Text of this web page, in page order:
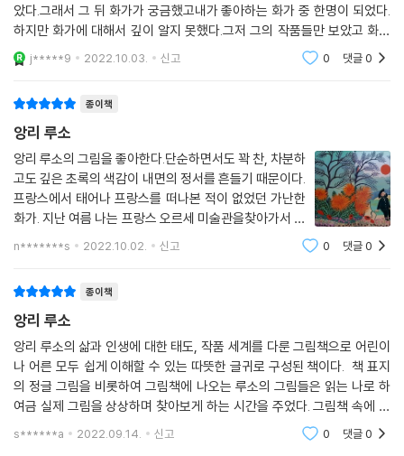
았다.그래서 그 뒤 화가가 궁금했고내가 좋아하는 화가 중 한명이 되었다.
하지만 화가에 대해서 깊이 알지 못했다.그저 그의 작품들만 보았고 화가
의 간단한 프로필만 보았다.근데 이 책을 보고 화가의 면을볼 수 있어 좋았
다.앙리는 통행세
j*****9 2022.10.03. 신고 0 댓글0
종이책
앙리 루소
앙리 루소의 그림을 좋아한다.단순하면서도 꽉 찬, 차분하
고도 깊은 초록의 색감이 내면의 정서를 흔들기 때문이다.
프랑스에서 태어나 프랑스를 떠나본 적이 없었던 가난한
화가. 지난 여름 나는 프랑스 오르세 미술관을찾아가서 실
제로 그의 작품들과 마주하였다.상상했던 것보다 더 깊었
n*******s 2022.10.02. 신고 0 댓글0
종이책
앙리 루소
앙리 루소의 삶과 인생에 대한 태도, 작품 세계를 다룬 그림책으로 어린이
나 어른 모두 쉽게 이해할 수 있는 따뜻한 글귀로 구성된 책이다. 책 표지
의 정글 그림을 비롯하여 그림책에 나오는 루소의 그림들은 읽는 나로 하
여금 실제 그림을 상상하며 찾아보게 하는 시간을 주었다. 그림책 속에 그
림들은 그린 어맨다 홀의 말에 자기의 그림이 앙리의 마음에 들기를 바라
s******a 2022.09.14. 신고 0 댓글0